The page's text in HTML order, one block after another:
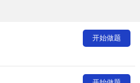
开始做题